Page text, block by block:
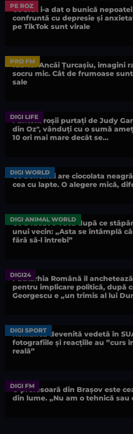
PE ROZ
Ce sfat i-a dat o bunică
confruntă cu depresie și
pe TikTok sunt virale
PRO FM
Iubitul Ancăi Țurcașiu, imagini
socru mic. Cât de frumoase
sale
DIGI LIFE
Pantofii roșii purtați de Judy
din Oz", vânduți cu o sumă
10 ori mai mare decât se...
DIGI WORLD
Ce beneficii are ciocolata
cea cu lapte. O alegere mică,
DIGI ANIMAL WORLD
Ce a făcut o vacă după ce
unui vecin: „Asta se întâmplă
fără să-l întrebi”
DIGI24
Patriarhia Română îl
pentru implicare politică, după
Georgescu e „un trimis al lui
DIGI SPORT
Românca devenită vedetă în
fotografiile și reacțiile au ”curs
reală”
DIGI FM
O profesoară din Brașov este
din lume. „Nu am o tehnică sau